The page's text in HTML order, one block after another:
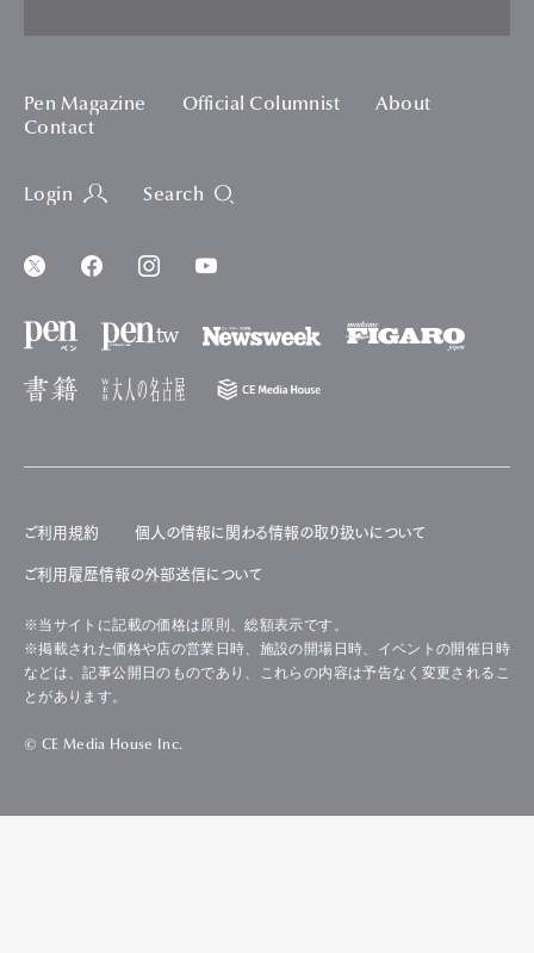
Pen Magazine Official Columnist
About
Contact
Login Search
ご利用規約 個人の情報に関わる情報の取り扱いについて
ご利用履歴情報の外部送信について
※当サイトに記載の価格は原則、総額表示です。
※掲載された価格や店の営業日時、施設の開場日時、イベントの開催日時
などは、記事公開日のものであり、これらの内容は予告なく変更されるこ
とがあります。
© CE Media House Inc.